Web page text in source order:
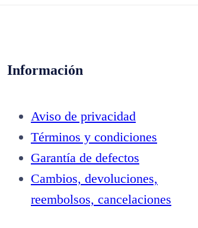
Información
Aviso de privacidad
Términos y condiciones
Garantía de defectos
Cambios, devoluciones,
reembolsos, cancelaciones